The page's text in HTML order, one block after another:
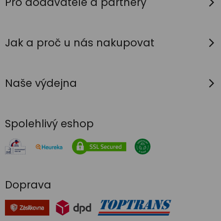
Jak a proč u nás nakupovat
Naše výdejna
Spolehlivý eshop
Doprava